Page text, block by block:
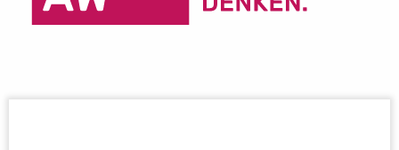
Wichtige Links